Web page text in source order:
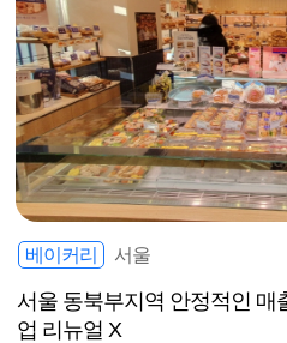
베이커리 서울
서울 동북부지역 안정적인 매
업 리뉴얼 X